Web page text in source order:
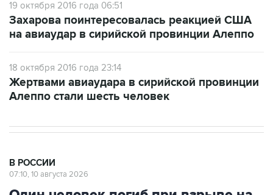
на авиаудар в сирийской провинции Алеппо
18 октября 2016 года 23:14
Алеппо стали шесть человек
Один человек погиб при взрыве на
месторождении на Камчатке, двое